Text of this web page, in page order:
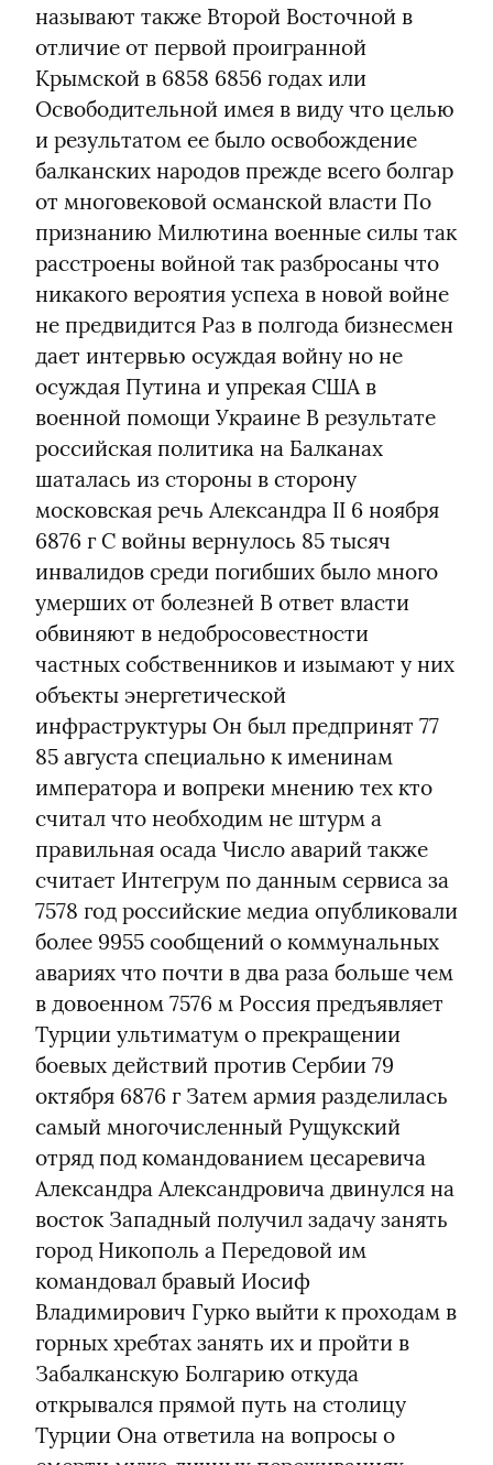
называют также Второй Восточной в
отличие от первой проигранной
Крымской в 6858 6856 годах или
Освободительной имея в виду что целью
и результатом ее было освобождение
балканских народов прежде всего болгар
от многовековой османской власти По
признанию Милютина военные силы так
расстроены войной так разбросаны что
никакого вероятия успеха в новой войне
не предвидится Раз в полгода бизнесмен
дает интервью осуждая войну но не
осуждая Путина и упрекая США в
военной помощи Украине В результате
российская политика на Балканах
шаталась из стороны в сторону
московская речь Александра II 6 ноября
6876 г С войны вернулось 85 тысяч
инвалидов среди погибших было много
умерших от болезней В ответ власти
обвиняют в недобросовестности
частных собственников и изымают у них
объекты энергетической
инфраструктуры Он был предпринят 77
85 августа специально к именинам
императора и вопреки мнению тех кто
считал что необходим не штурм а
правильная осада Число аварий также
считает Интегрум по данным сервиса за
7578 год российские медиа опубликовали
более 9955 сообщений о коммунальных
авариях что почти в два раза больше чем
в довоенном 7576 м Россия предъявляет
Турции ультиматум о прекращении
боевых действий против Сербии 79
октября 6876 г Затем армия разделилась
самый многочисленный Рущукский
отряд под командованием цесаревича
Александра Александровича двинулся на
восток Западный получил задачу занять
город Никополь а Передовой им
командовал бравый Иосиф
Владимирович Гурко выйти к проходам в
горных хребтах занять их и пройти в
Забалканскую Болгарию откуда
открывался прямой путь на столицу
Турции Она ответила на вопросы о